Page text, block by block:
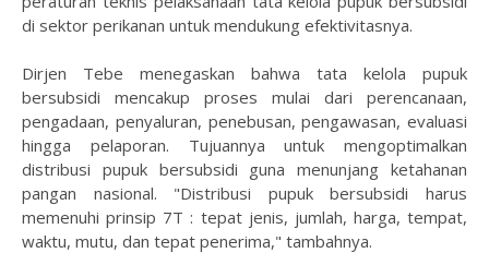
di sektor perikanan untuk mendukung efektivitasnya.
Dirjen Tebe menegaskan bahwa tata kelola pupuk
bersubsidi mencakup proses mulai dari perencanaan,
pengadaan, penyaluran, penebusan, pengawasan, evaluasi
hingga pelaporan. Tujuannya untuk mengoptimalkan
distribusi pupuk bersubsidi guna menunjang ketahanan
pangan nasional. "Distribusi pupuk bersubsidi harus
memenuhi prinsip 7T : tepat jenis, jumlah, harga, tempat,
waktu, mutu, dan tepat penerima," tambahnya.